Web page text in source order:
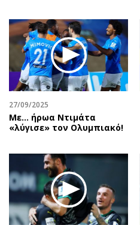
27/09/2025
Με… ήρωα Ντιμάτα
«λύγισε» τον Ολυμπιακό!